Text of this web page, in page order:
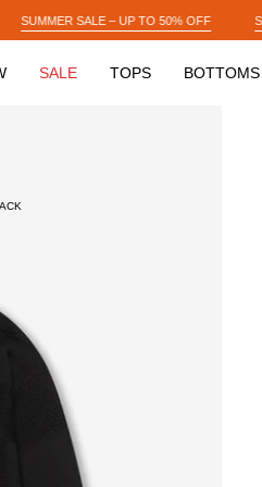
OFF SUMMER SALE – UP TO 50% OFF
SALE TOPS BOTTOMS